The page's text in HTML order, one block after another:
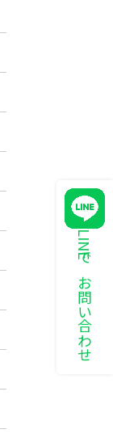
LINEでお問い合わせ